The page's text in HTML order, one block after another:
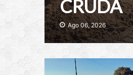
CRUDA
Ago 06, 2026